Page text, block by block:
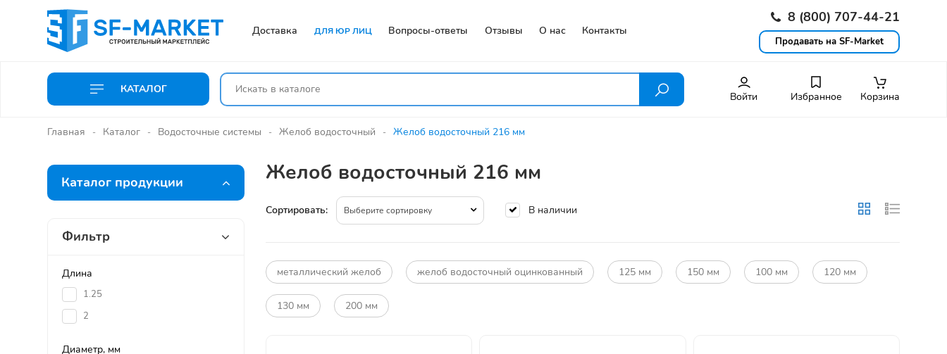
Доставка ДЛЯ ЮР ЛИЦ Вопросы-ответы Отзывы О нас Контакты
8 (800) 707-44-21
Продавать на SF-Market
КАТАЛОГ
Войти Избранное Корзина
Главная Каталог Водосточные системы Желоб водосточный Желоб водосточный 216 мм
Каталог продукции
Фильтр
Длина
1.25
2
Диаметр, мм
Желоб водосточный 216 мм
Сортировать: Выберите сортировку В наличии
металлический желоб желоб водосточный оцинкованный 125 мм 150 мм 100 мм 120 мм
130 мм 200 мм